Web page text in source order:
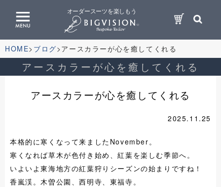
オーダースーツを楽しもう
HOME ブログ アースカラーが心を癒してくれる
アースカラーが心を癒してくれる
アースカラーが心を癒してくれる
2025.11.25
本格的に寒くなって来ましたNovember。
寒くなれば草木が色付き始め、紅葉を楽しむ季節へ。
いよいよ東海地方の紅葉狩りシーズンの始まりですね！
香嵐渓。木曽公園、西明寺、東福寺。